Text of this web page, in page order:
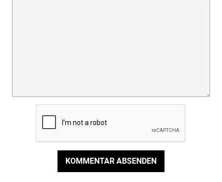
KOMMENTAR ABSENDEN